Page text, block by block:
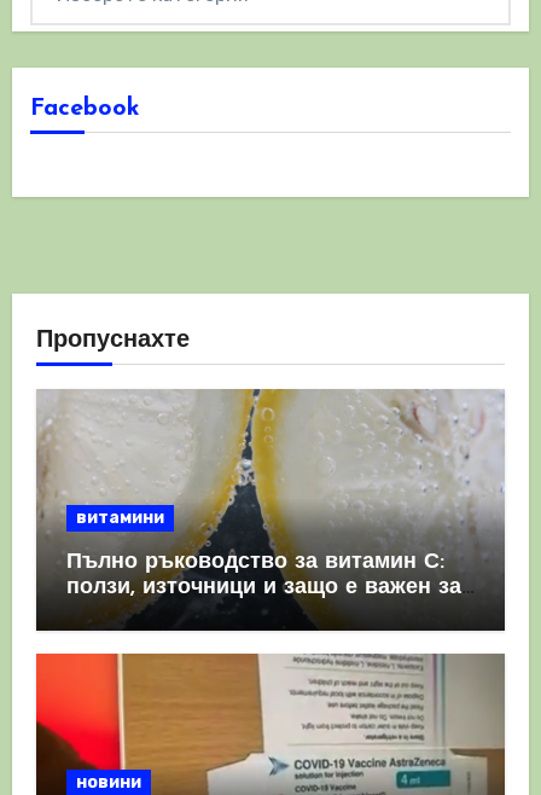
Facebook
Пропуснахте
витамини
Пълно ръководство за витамин С:
ползи, източници и защо е важен за
имунната система
новини